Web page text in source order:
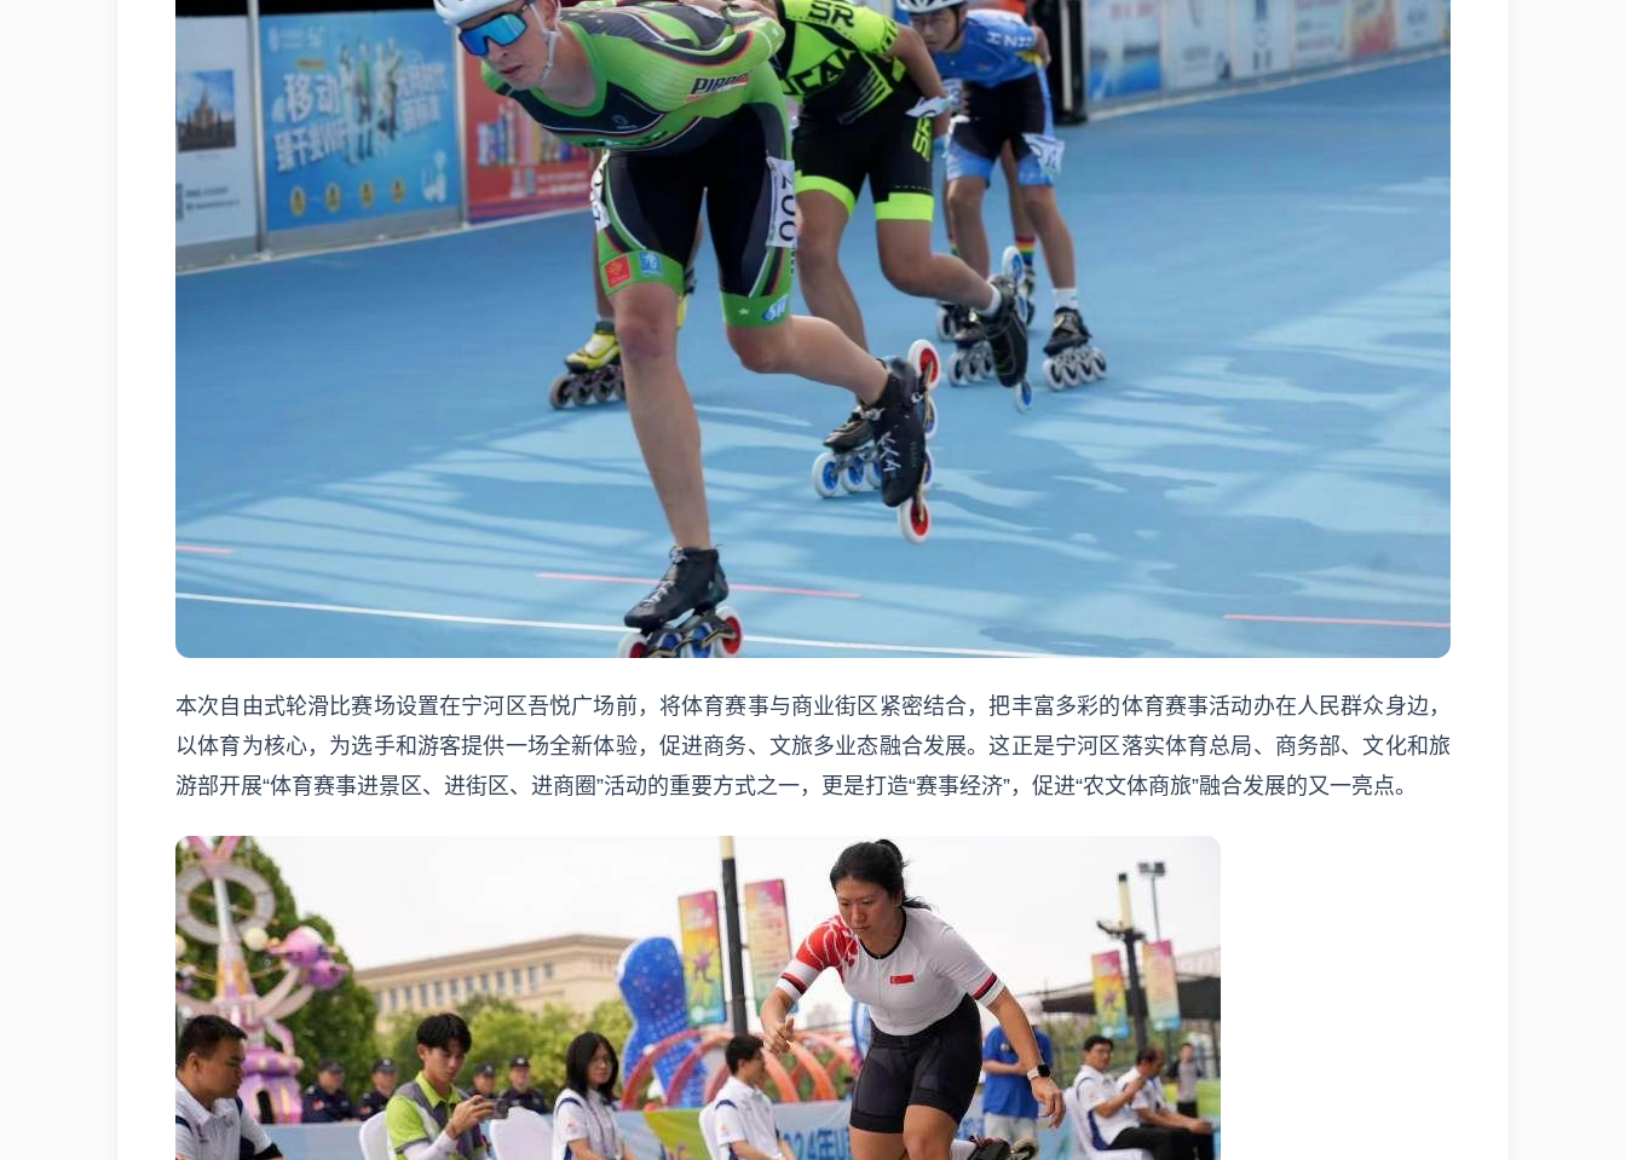
本次自由式轮滑比赛场设置在宁河区吾悦广场前，将体育赛事与商业街区紧密结合，把丰富多彩的体育赛事活动办在人民群众身边，
以体育为核心，为选手和游客提供一场全新体验，促进商务、文旅多业态融合发展。这正是宁河区落实体育总局、商务部、文化和旅
游部开展“体育赛事进景区、进街区、进商圈”活动的重要方式之一，更是打造“赛事经济”，促进“农文体商旅”融合发展的又一亮点。